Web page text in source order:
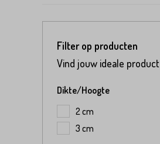
Filter op producten
Vind jouw ideale product
Dikte/Hoogte
2 cm
3 cm